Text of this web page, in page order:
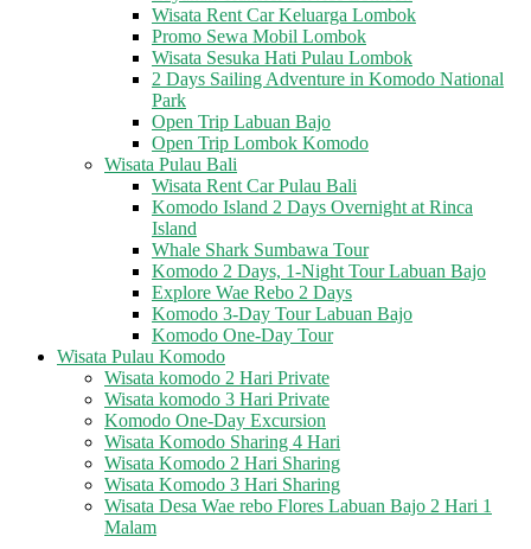
Wisata Rent Car Keluarga Lombok
Promo Sewa Mobil Lombok
Wisata Sesuka Hati Pulau Lombok
2 Days Sailing Adventure in Komodo National
Park
Open Trip Labuan Bajo
Open Trip Lombok Komodo
Wisata Pulau Bali
Wisata Rent Car Pulau Bali
Komodo Island 2 Days Overnight at Rinca
Island
Whale Shark Sumbawa Tour
Komodo 2 Days, 1-Night Tour Labuan Bajo
Explore Wae Rebo 2 Days
Komodo 3-Day Tour Labuan Bajo
Komodo One-Day Tour
Wisata Pulau Komodo
Wisata komodo 2 Hari Private
Wisata komodo 3 Hari Private
Komodo One-Day Excursion
Wisata Komodo Sharing 4 Hari
Wisata Komodo 2 Hari Sharing
Wisata Komodo 3 Hari Sharing
Wisata Desa Wae rebo Flores Labuan Bajo 2 Hari 1
Malam